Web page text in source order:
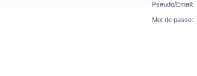
Pseudo/Email:
Mot de passe: